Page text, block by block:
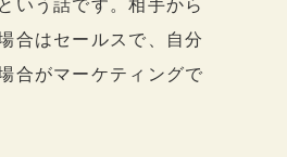
いう話です。相手から
合はセールスで、自分
合がマーケティングで